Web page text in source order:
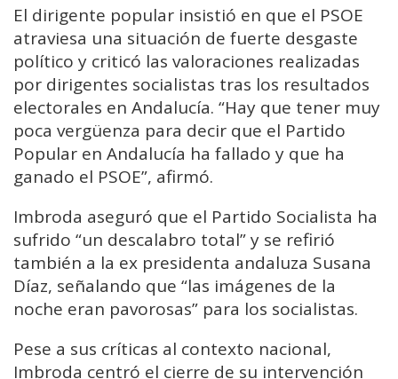
El dirigente popular insistió en que el PSOE
atraviesa una situación de fuerte desgaste
político y criticó las valoraciones realizadas
por dirigentes socialistas tras los resultados
electorales en Andalucía. “Hay que tener muy
poca vergüenza para decir que el Partido
Popular en Andalucía ha fallado y que ha
ganado el PSOE”, afirmó.
Imbroda aseguró que el Partido Socialista ha
sufrido “un descalabro total” y se refirió
también a la ex presidenta andaluza Susana
Díaz, señalando que “las imágenes de la
noche eran pavorosas” para los socialistas.
Pese a sus críticas al contexto nacional,
Imbroda centró el cierre de su intervención